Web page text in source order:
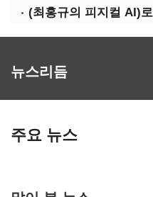
뉴스리듬
주요 뉴스